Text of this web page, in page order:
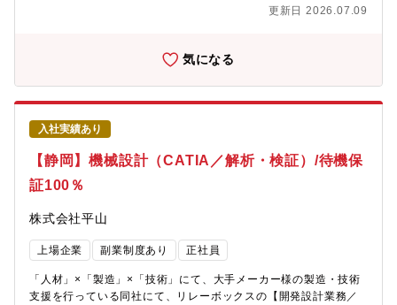
ですが、会社の定める英語能力や素質などの条件が揃えば、キャ
個の成長・やりがいにつながります。また新たなチャレンジに対
の仕事のやりがい≫造形初期のイメージ作りから最終段階の作り
となく発揮し、製品に反映することができます。またモデラーと
デザイナーの関係に上下関係はなく、対等に意見を交わしながら
カタチを追求することができます。≪必須となるTOEICスコア・
語学力水準≫・弊社デザイン部では海外拠点としてイタリア、イ
ンドがあります。その現地デザイナーやモデラ―、または設計者
とのコミュニケ―ションが必要となります。≪求める人物像
≫「素直な人。 チーム貢献できる人。 解決力をもつ人。」・
お客様の声に寄り添い、真摯に考えることができる人・他者の考
えを認め、率直なコミュニケーションが取れる人・物事をまっす
更新日 2026.07.09
気になる
入社実績あり
【静岡】機械設計（CATIA／解析・検証）/待機保
証100％
株式会社平山
上場企業 副業制度あり 正社員
「人材」×「製造」×「技術」にて、大手メーカー様の製造・技術
支援を行っている同社にて、リレーボックスの【開発設計業務／